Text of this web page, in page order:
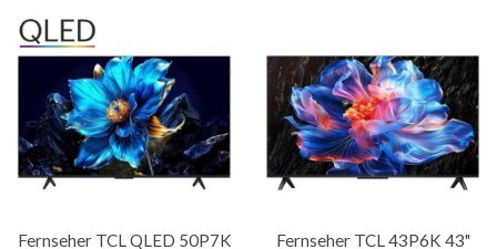
Fernseher TCL QLED 50P7K
Fernseher TCL 43P6K 43"